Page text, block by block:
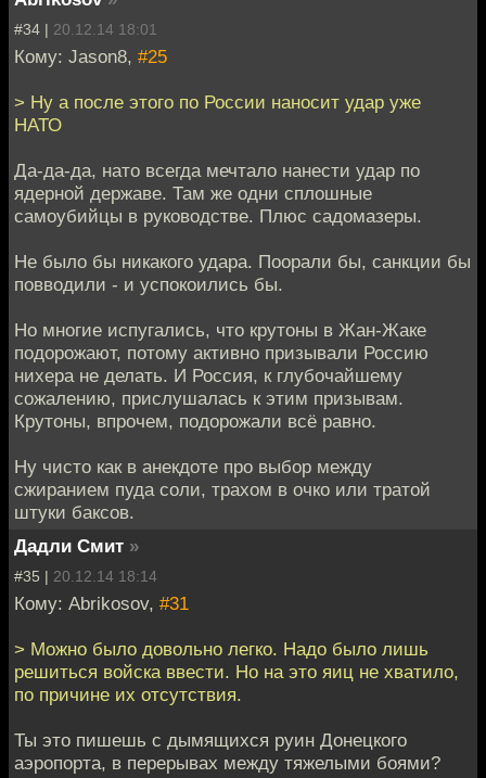
#34 | 20.12.14 18:01
Кому: Jason8, #25
> Ну а после этого по России наносит удар уже
НАТО
Да-да-да, нато всегда мечтало нанести удар по
ядерной державе. Там же одни сплошные
самоубийцы в руководстве. Плюс садомазеры.
Не было бы никакого удара. Поорали бы, санкции бы
повводили - и успокоились бы.
Но многие испугались, что крутоны в Жан-Жаке
подорожают, потому активно призывали Россию
нихера не делать. И Россия, к глубочайшему
сожалению, прислушалась к этим призывам.
Крутоны, впрочем, подорожали всё равно.
Ну чисто как в анекдоте про выбор между
сжиранием пуда соли, трахом в очко или тратой
штуки баксов.
Дадли Смит »
#35 | 20.12.14 18:14
Кому: Abrikosov, #31
> Можно было довольно легко. Надо было лишь
решиться войска ввести. Но на это яиц не хватило,
по причине их отсутствия.
Ты это пишешь с дымящихся руин Донецкого
аэропорта, в перерывах между тяжелыми боями?